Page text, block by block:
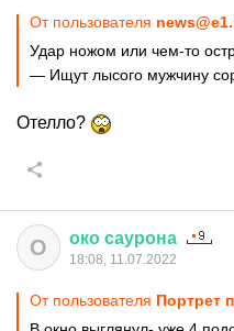
От пользователя
Удар ножом или чем-то
— Ищут лысого мужчину
Отелло?
О око саурона
18:08, 11.07.2022
От пользователя Портрет